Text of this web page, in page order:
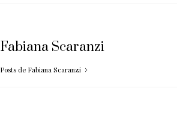
Fabiana Scaranzi
Posts de Fabiana Scaranzi